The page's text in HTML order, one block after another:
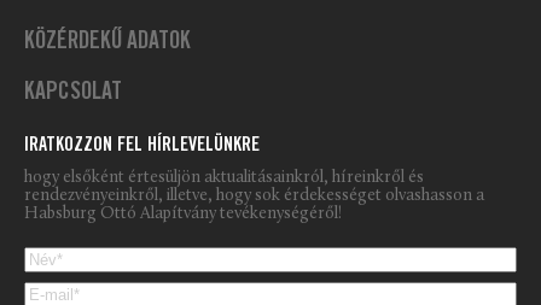
KÖZÉRDEKŰ ADATOK
KAPCSOLAT
IRATKOZZON FEL HÍRLEVELÜNKRE
hogy elsőként értesüljön aktualitásainkról, híreinkről és
rendezvényeinkről, illetve, hogy sok érdekességet olvashasson a
Habsburg Ottó Alapítvány tevékenységéről!